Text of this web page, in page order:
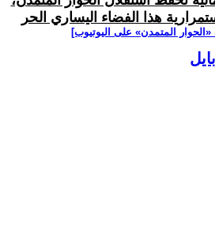
هذا الفضاء اليساري الحر
المتمدن» على اليوتيوب]